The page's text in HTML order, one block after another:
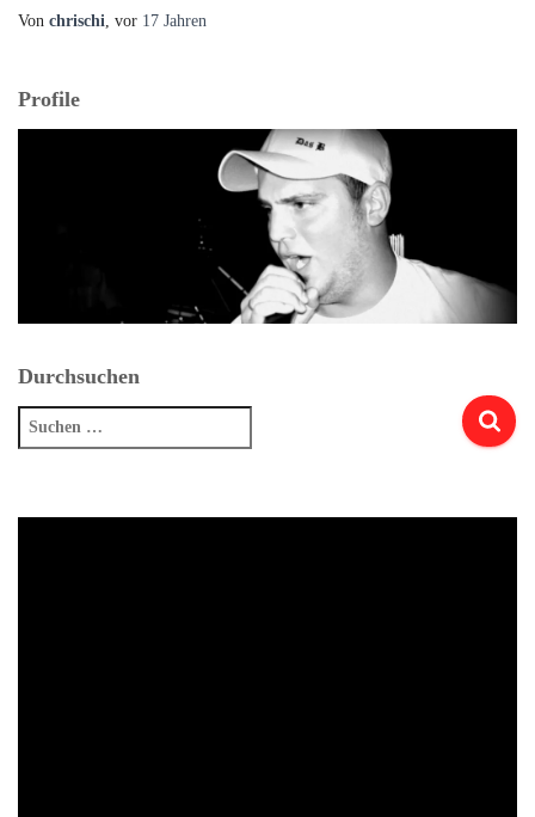
Von chrischi, vor 17 Jahren
Profile
Durchsuchen
Suchen
nach: